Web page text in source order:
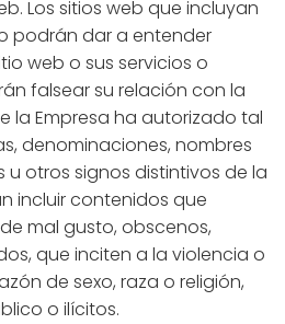
Los sitios web que incluyan
podrán dar a entender
web o sus servicios o
falsear su relación con la
la Empresa ha autorizado tal
denominaciones, nombres
otros signos distintivos de la
incluir contenidos que
mal gusto, obscenos,
que inciten a la violencia o
de sexo, raza o religión,
o ilícitos.